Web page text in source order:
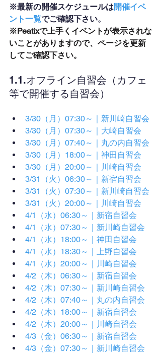
※最新の開催スケジュールは開催イベ
ント一覧でご確認下さい。
※Peatixで上手くイベントが表示されな
いことがありますので、ページを更新
してご確認下さい。
1.1.オフライン自習会（カフェ
等で開催する自習会）
3/30（月）07:30～｜新川崎自習会
3/30（月）07:30～｜大崎自習会
3/30（月）07:40～｜丸の内自習会
3/30（月）18:00～｜神田自習会
3/30（月）20:00～｜川崎自習会
3/31（火）06:30～｜新宿自習会
3/31（火）07:30～｜新川崎自習会
3/31（火）20:00～｜川崎自習会
4/1（水）06:30～｜新宿自習会
4/1（水）07:30～｜新川崎自習会
4/1（水）18:00～｜神田自習会
4/1（水）18:30～｜上野自習会
4/1（水）20:00～｜川崎自習会
4/2（木）06:30～｜新宿自習会
4/2（木）07:30～｜新川崎自習会
4/2（木）07:40～｜丸の内自習会
4/2（木）18:00～｜新宿自習会
4/2（木）20:00～｜川崎自習会
4/3（金）06:30～｜新宿自習会
4/3（金）07:30～｜新川崎自習会